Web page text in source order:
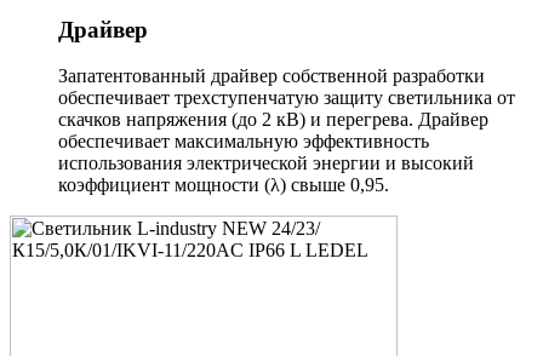
Драйвер
Запатентованный драйвер собственной разработки
обеспечивает трехступенчатую защиту светильника от
скачков напряжения (до 2 кВ) и перегрева. Драйвер
обеспечивает максимальную эффективность
использования электрической энергии и высокий
коэффициент мощности (λ) свыше 0,95.